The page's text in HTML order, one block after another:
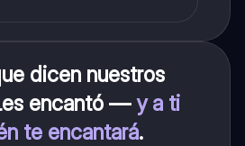
dicen nuestros
encantó —y a ti
te encantará.